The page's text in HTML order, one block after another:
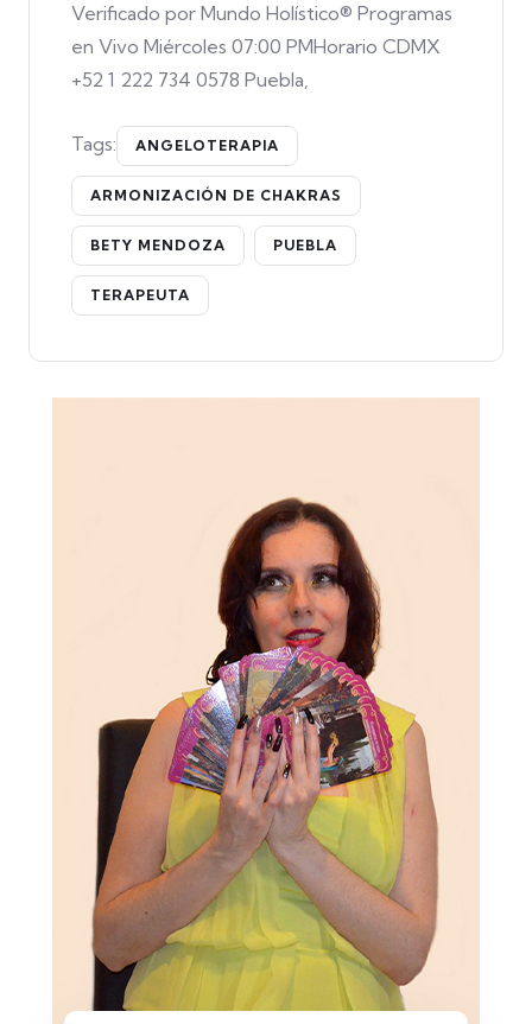
Verificado por Mundo Holístico® Programas
en Vivo Miércoles 07:00 PMHorario CDMX
+52 1 222 734 0578 Puebla,
Tags: ANGELOTERAPIA
ARMONIZACIÓN DE CHAKRAS
BETY MENDOZA PUEBLA
TERAPEUTA